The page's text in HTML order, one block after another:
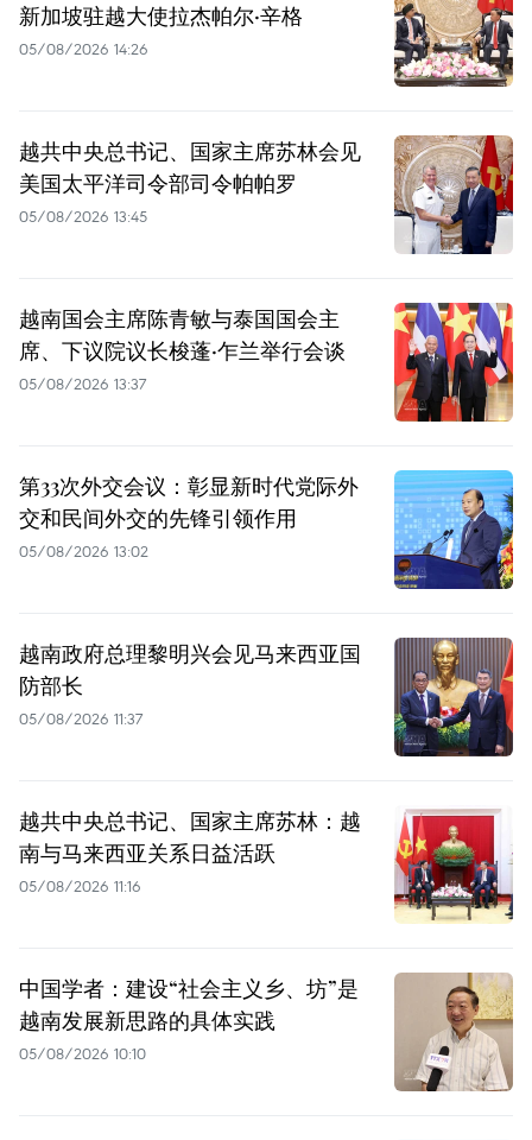
新加坡驻越大使拉杰帕尔·辛格
05/08/2026 14:26
越共中央总书记、国家主席苏林会见
美国太平洋司令部司令帕帕罗
05/08/2026 13:45
越南国会主席陈青敏与泰国国会主
席、下议院议长梭蓬·乍兰举行会谈
05/08/2026 13:37
第33次外交会议：彰显新时代党际外
交和民间外交的先锋引领作用
05/08/2026 13:02
越南政府总理黎明兴会见马来西亚国
防部长
05/08/2026 11:37
越共中央总书记、国家主席苏林：越
南与马来西亚关系日益活跃
05/08/2026 11:16
中国学者：建设“社会主义乡、坊”是
越南发展新思路的具体实践
05/08/2026 10:10